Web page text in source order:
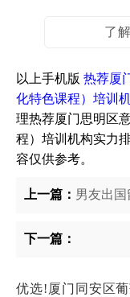
了
以上手机版 热荐厦
化特色课程）培训
理热荐厦门思明区
程）培训机构实力
容仅供参考。
上一篇： 男友出
下一篇：
优选!厦门同安区